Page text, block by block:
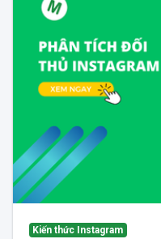
Kiến thức Instagram